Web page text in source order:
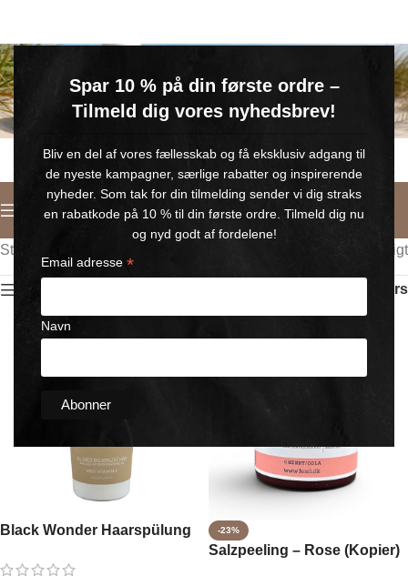
Spar 10 % på din første ordre –
Tilmeld dig vores nyhedsbrev!
Bliv en del af vores fællesskab og få eksklusiv adgang til
de nyeste kampagner, særlige rabatter og inspirerende
nyheder. Som tak for din tilmelding sender vi dig straks
en rabatkode på 10 % til din første ordre. Tilmeld dig nu
og nyd godt af fordelene!
Email adresse *
Navn
Køb for min. 600 kr.
🎁 Gælder til og med d. 9. august
Deutsch
Startseite Alle 8 Ergebnisse werden angezeigt
Show sidebar Filters
Black Wonder Haarspülung -23%
Salzpeeling – Rose (Kopier)